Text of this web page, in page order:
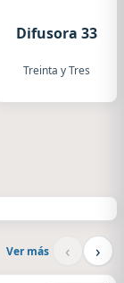
Difusora 33
Treinta y Tres
Ver más ‹ ›